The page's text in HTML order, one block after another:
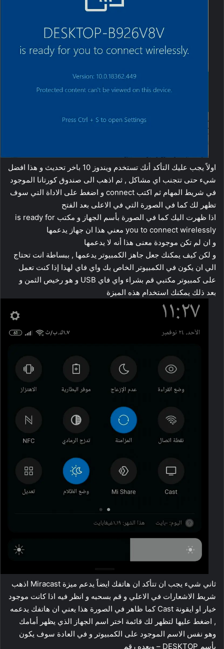
اولاً يجب عليك التأكد أنك تستخدم ويندوز 10 باخر تحديث و هذا افضل
شيء حتى تتجنب اي مشاكل , ثم اذهب الى صندوق كورتانا الموجود
في شريط المهام ثم اكتب connect و اضغط على الاداة التي سوف
تظهر لك كما في الصورة التي في الاعلى بعد الفتح
اذا ظهرت اليك كما في الصورة بأسم الجهاز و مكتب is ready for
you to connect wirelessly معني هذا ان جهاز يدعمها
و ان لم تكن موجودة معنى هذا أنه لا يدعمها
و لكن كيف يمكنك جعل جاهز الكمبيوتر يدعمها , ببساطة انت تحتاج
الي ان يكون في الكمبيوتر الخاص بك واي فاي لهذا إذا كنت تعمل
على كمبيوتر مكتبي قم بشراء واي فاي USB و هو رخيص الثمن و
بعد ذلك يمكنك استخدام هذه الميزة
ثاني شيء يجب ان تتأكد ان هاتفك ايضاً يدعم ميزة Miracast اذهب
شريط الاشعارات في الاعلي و قم بسحبه و انظر فيه اذا كانت موجود
خيار او ايقونة Cast كما ظاهر في الصورة هذا يعني ان هاتفك يدعمه
, اضغط عليها لتظهر لك قائمة اختر اسم الجهاز الذي يظهر أمامك
وهو نفس الاسم الموجود على الكمبيوتر و في العادة سوف يكون
بأسم DESKTOP – وبعده رقم